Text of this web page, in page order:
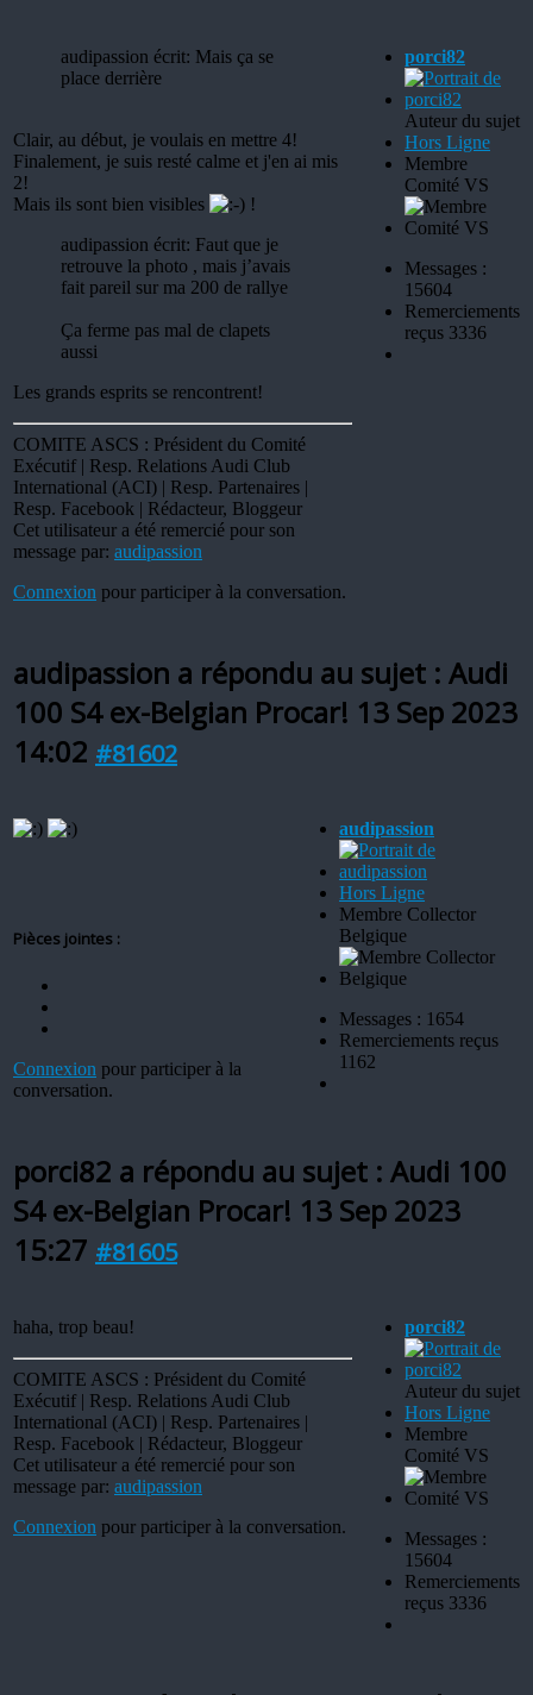
audipassion écrit: Mais ça se
place derrière
Clair, au début, je voulais en mettre 4!
Finalement, je suis resté calme et j'en ai mis
2!
Mais ils sont bien visibles
!
audipassion écrit: Faut que je
retrouve la photo , mais j’avais
fait pareil sur ma 200 de rallye
Ça ferme pas mal de clapets
aussi
Les grands esprits se rencontrent!
COMITE ASCS : Président du Comité
Exécutif | Resp. Relations Audi Club
International (ACI) | Resp. Partenaires |
Resp. Facebook | Rédacteur, Bloggeur
Cet utilisateur a été remercié pour son
message par: audipassion
Connexion pour participer à la conversation.
porci82
Auteur du sujet
Hors Ligne
Membre
Comité VS
Messages :
15604
Remerciements
reçus 3336
audipassion a répondu au sujet : Audi
100 S4 ex-Belgian Procar! 13 Sep 2023
14:02 #81602
Pièces jointes :
Connexion pour participer à la
conversation.
audipassion
Hors Ligne
Membre Collector
Belgique
Messages : 1654
Remerciements reçus
1162
porci82 a répondu au sujet : Audi 100
S4 ex-Belgian Procar! 13 Sep 2023
15:27 #81605
haha, trop beau!
COMITE ASCS : Président du Comité
Exécutif | Resp. Relations Audi Club
International (ACI) | Resp. Partenaires |
Resp. Facebook | Rédacteur, Bloggeur
Cet utilisateur a été remercié pour son
message par: audipassion
Connexion pour participer à la conversation.
porci82
Auteur du sujet
Hors Ligne
Membre
Comité VS
Messages :
15604
Remerciements
reçus 3336